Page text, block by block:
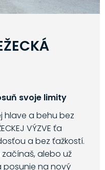
svoje limity
hlave a behu bez
VÝZVE ťa
a bez ťažkostí.
alebo už
posunie na nový